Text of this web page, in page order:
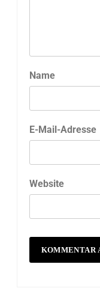
Name
E-Mail-Adresse
Website